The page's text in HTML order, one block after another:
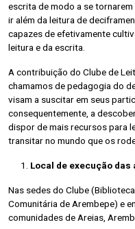
escrita de modo a se
ir além da leitura de
capazes de efetivamente
leitura e da escrita.
A contribuição do Clube de
chamamos de pedagogia do
visam a suscitar em seus
consequentemente, a
dispor de mais recursos para
transitar no mundo que os
Local de execução das
Nas sedes do Clube
Comunitária de Arembepe) e
comunidades de Areias,